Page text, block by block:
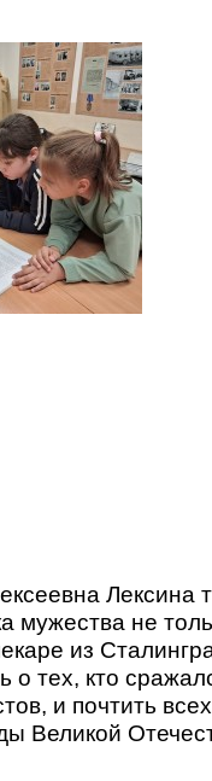
Лексина
мужества не
из
о тех, кто
и почтить
Великой